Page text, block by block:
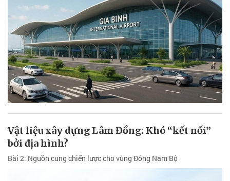
Vật liệu xây dựng Lâm Đồng: Khó “kết nối”
bởi địa hình?
Bài 2: Nguồn cung chiến lược cho vùng Đông Nam Bộ